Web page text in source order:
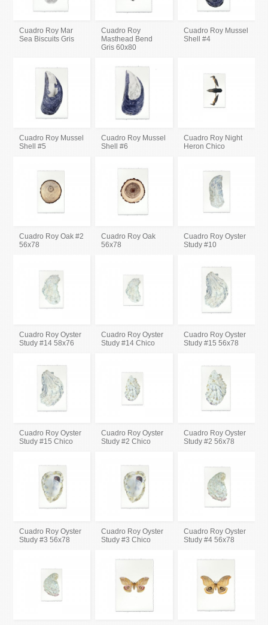
Cuadro Roy Mar
Sea Biscuits Gris
Cuadro Roy
Masthead Bend
Gris 60x80
Cuadro Roy Mussel
Shell #4
Cuadro Roy Mussel
Shell #5
Cuadro Roy Mussel
Shell #6
Cuadro Roy Night
Heron Chico
Cuadro Roy Oak #2
56x78
Cuadro Roy Oak
56x78
Cuadro Roy Oyster
Study #10
Cuadro Roy Oyster
Study #14 58x76
Cuadro Roy Oyster
Study #14 Chico
Cuadro Roy Oyster
Study #15 56x78
Cuadro Roy Oyster
Study #15 Chico
Cuadro Roy Oyster
Study #2 Chico
Cuadro Roy Oyster
Study #2 56x78
Cuadro Roy Oyster
Study #3 56x78
Cuadro Roy Oyster
Study #3 Chico
Cuadro Roy Oyster
Study #4 56x78